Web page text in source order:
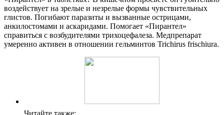
воздействует на зрелые и незрелые формы чувствительных
глистов. Погибают паразиты и вызванные острицами,
анкилостомами и аскаридами. Помогает «Пирантел»
справиться с возбудителями трихоцефалеза. Медпрепарат
умеренно активен в отношении гельминтов Trichirus frischiura.
Читайте также: